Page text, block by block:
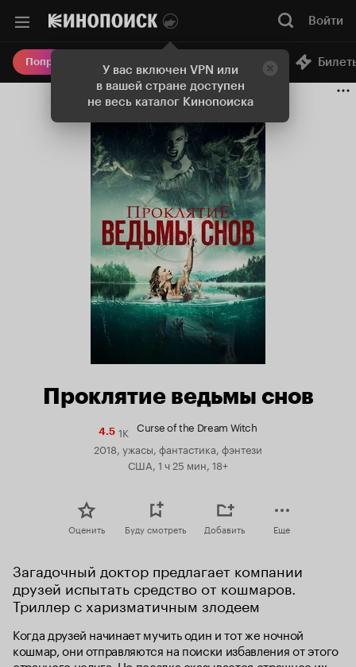
У вас включен VPN или
в вашей стране доступен
не весь каталог Кинопоиска
Войти
Попробовать Плюс Онлайн-кинотеатр
Проклятие ведьмы снов
4.5Рейтинг
Кинопоиска
4.5
1K Curse of the Dream Witch
2018, ужасы, фантастика, фэнтези
США, 1 ч 25 мин, 18+
Оценить Буду смотреть Добавить Еще
Загадочный доктор предлагает компании
друзей испытать средство от кошмаров.
Триллер с харизматичным злодеем
Когда друзей начинает мучить один и тот же ночной
кошмар, они отправляются на поиски избавления от этого